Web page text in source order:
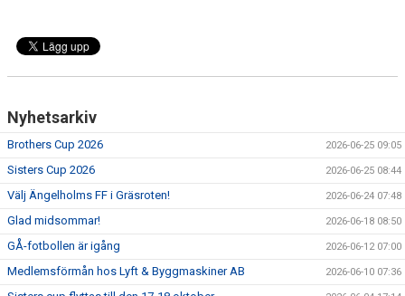
Nyhetsarkiv
Brothers Cup 2026 2026-06-25 09:05
Sisters Cup 2026 2026-06-25 08:44
Välj Ängelholms FF i Gräsroten! 2026-06-24 07:48
Glad midsommar! 2026-06-18 08:50
GÅ-fotbollen är igång 2026-06-12 07:00
Medlemsförmån hos Lyft & Byggmaskiner AB 2026-06-10 07:36